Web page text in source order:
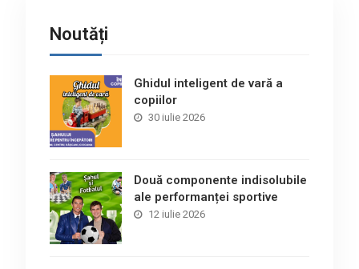
Noutăți
Ghidul inteligent de vară a
copiilor
30 iulie 2026
Două componente indisolubile
ale performanței sportive
12 iulie 2026